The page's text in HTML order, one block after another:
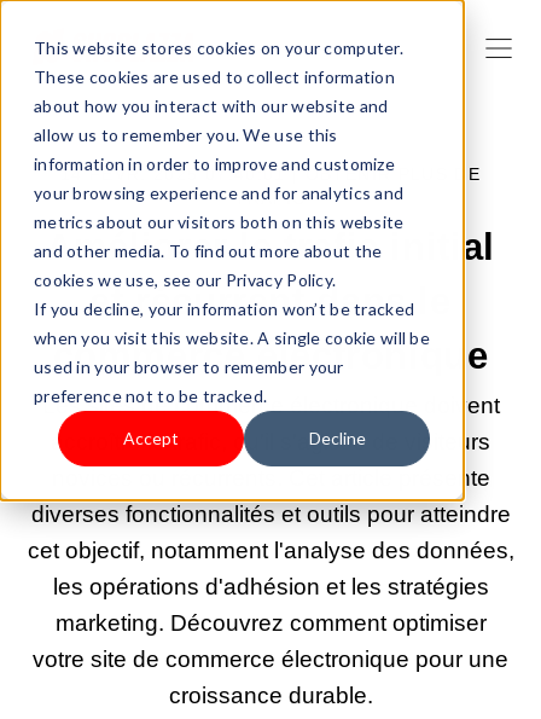
This website stores cookies on your computer.
These cookies are used to collect information
about how you interact with our website and
allow us to remember you. We use this
information in order to improve and customize
your browsing experience and for analytics and
metrics about our visitors both on this website
and other media. To find out more about the
cookies we use, see our Privacy Policy.
If you decline, your information won’t be tracked
when you visit this website. A single cookie will be
used in your browser to remember your
preference not to be tracked.
Accept Decline
14 FÉVR. 2025 07:40:01 |OBTENIR PLUS DE
TRAFIC
Améliorer le trafic initial
et récurrent dans le
commerce électronique
Les sites de commerce électronique doivent
accroître le trafic, qu'il s'agisse de visiteurs
novices ou récurrents. Cet article présente
diverses fonctionnalités et outils pour atteindre
cet objectif, notamment l'analyse des données,
les opérations d'adhésion et les stratégies
marketing. Découvrez comment optimiser
votre site de commerce électronique pour une
croissance durable.